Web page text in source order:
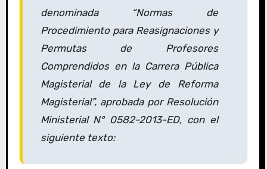
denominada “Normas de
Procedimiento para Reasignaciones y
Permutas de Profesores
Comprendidos en la Carrera Pública
Magisterial de la Ley de Reforma
Magisterial”, aprobada por Resolución
Ministerial N° 0582-2013-ED, con el
siguiente texto: